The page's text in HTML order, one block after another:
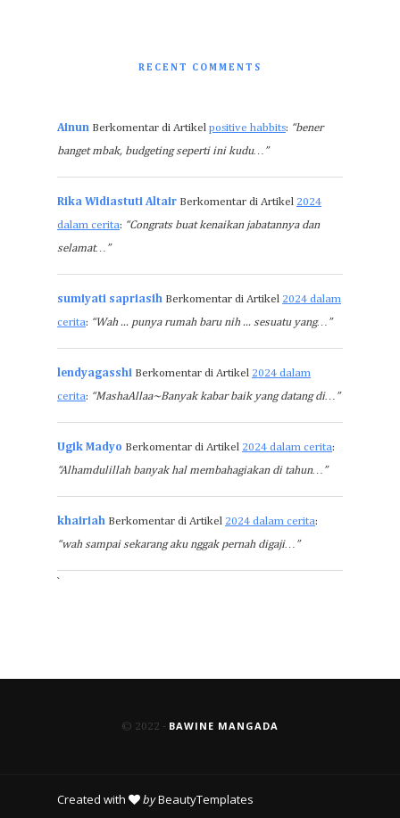
RECENT COMMENTS
Ainun Berkomentar di Artikel positive habbits: “bener
banget mbak, budgeting seperti ini kudu…”
Rika Widiastuti Altair Berkomentar di Artikel 2024
dalam cerita: “Congrats buat kenaikan jabatannya dan
selamat…”
sumiyati sapriasih Berkomentar di Artikel 2024 dalam
cerita: “Wah ... punya rumah baru nih ... sesuatu yang…”
lendyagasshi Berkomentar di Artikel 2024 dalam
cerita: “MashaAllaa~Banyak kabar baik yang datang di…”
Ugik Madyo Berkomentar di Artikel 2024 dalam cerita:
“Alhamdulillah banyak hal membahagiakan di tahun…”
khairiah Berkomentar di Artikel 2024 dalam cerita:
“wah sampai sekarang aku nggak pernah digaji…”
`
© 2022 - BAWINE MANGADA
Created with byBeautyTemplates